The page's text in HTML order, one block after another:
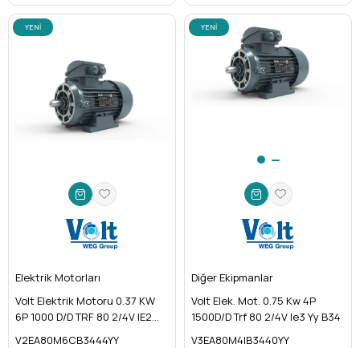
Elektrik Motorları
Volt Elektrik Motoru 0.37 KW
6P 1000 D/D TRF 80 2/4V IE2
V2EA80M6CB3444YY
YENI
Diğer Ekipmanlar
Volt Elek. Mot. 0.75 Kw 4P
1500D/D Trf 80 2/4V Ie3 Yy B34
V3EA80M4IB3440YY
YENI